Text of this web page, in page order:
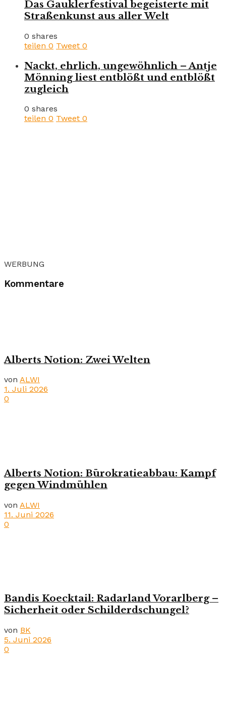
Das Gauklerfestival begeisterte mit
Straßenkunst aus aller Welt
0 shares
teilen 0 Tweet 0
Nackt, ehrlich, ungewöhnlich – Antje
Mönning liest entblößt und entblößt
zugleich
0 shares
teilen 0 Tweet 0
WERBUNG
Kommentare
Alberts Notion: Zwei Welten
von ALWI
1. Juli 2026
0
Alberts Notion: Bürokratieabbau: Kampf
gegen Windmühlen
von ALWI
11. Juni 2026
0
Bandis Koecktail: Radarland Vorarlberg –
Sicherheit oder Schilderdschungel?
von BK
5. Juni 2026
0